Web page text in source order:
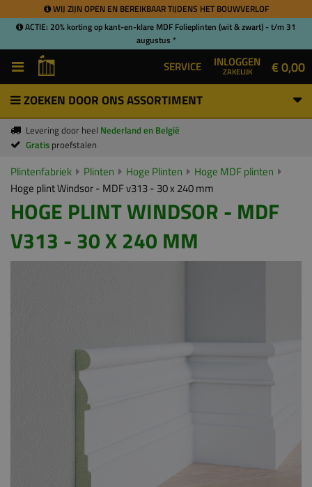
WIJ ZIJN OPEN EN BEREIKBAAR TIJDENS HET BOUWVERLOF
ACTIE: 20% korting op kant-en-klare MDF Folieplinten (wit & zwart) - t/m 31
augustus *
SERVICE INLOGGEN
ZAKELIJK € 0,00
ZOEKEN DOOR ONS ASSORTIMENT
Levering door heel Nederland en België
Gratis proefstalen
Plintenfabriek Plinten Hoge Plinten
Hoge MDF plinten
Hoge plint Windsor - MDF v313 - 30 x 240 mm
HOGE PLINT WINDSOR - MDF
V313 - 30 X 240 MM